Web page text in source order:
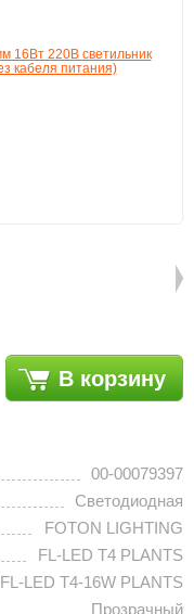
В корзину
00-00079397
Светодиодная
FOTON LIGHTING
FL-LED T4 PLANTS
FL-LED T4-16W PLANTS
Прозрачный